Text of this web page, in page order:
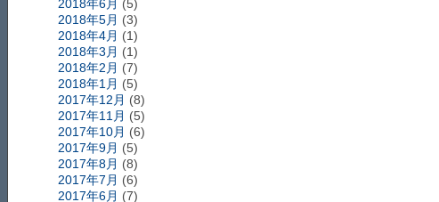
2018年6月 (5)
2018年5月 (3)
2018年4月 (1)
2018年3月 (1)
2018年2月 (7)
2018年1月 (5)
2017年12月 (8)
2017年11月 (5)
2017年10月 (6)
2017年9月 (5)
2017年8月 (8)
2017年7月 (6)
2017年6月 (7)